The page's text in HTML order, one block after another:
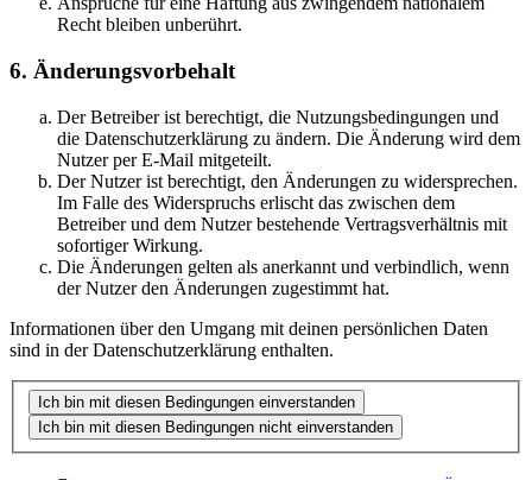
Recht bleiben unberührt.
6. Änderungsvorbehalt
Der Betreiber ist berechtigt, die Nutzungsbedingungen und
die Datenschutzerklärung zu ändern. Die Änderung wird dem
Nutzer per E-Mail mitgeteilt.
Der Nutzer ist berechtigt, den Änderungen zu widersprechen.
Im Falle des Widerspruchs erlischt das zwischen dem
Betreiber und dem Nutzer bestehende Vertragsverhältnis mit
sofortiger Wirkung.
Die Änderungen gelten als anerkannt und verbindlich, wenn
der Nutzer den Änderungen zugestimmt hat.
Informationen über den Umgang mit deinen persönlichen Daten
sind in der Datenschutzerklärung enthalten.